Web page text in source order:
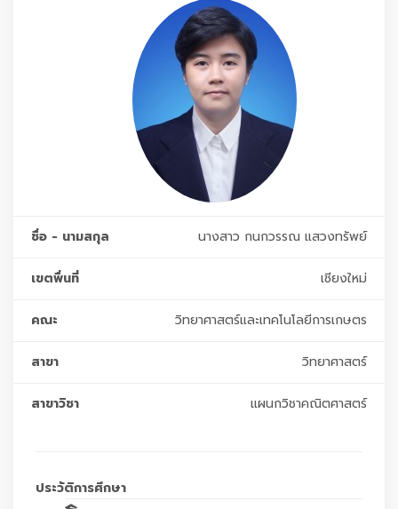
ชื่อ - นามสกุล นางสาว กนกวรรณ แสวงทรัพย์
เขตพื่นที่ เชียงใหม่
คณะ วิทยาศาสตร์และเทคโนโลยีการเกษตร
สาขา วิทยาศาสตร์
สาขาวิชา แผนกวิชาคณิตศาสตร์
ประวัติการศึกษา